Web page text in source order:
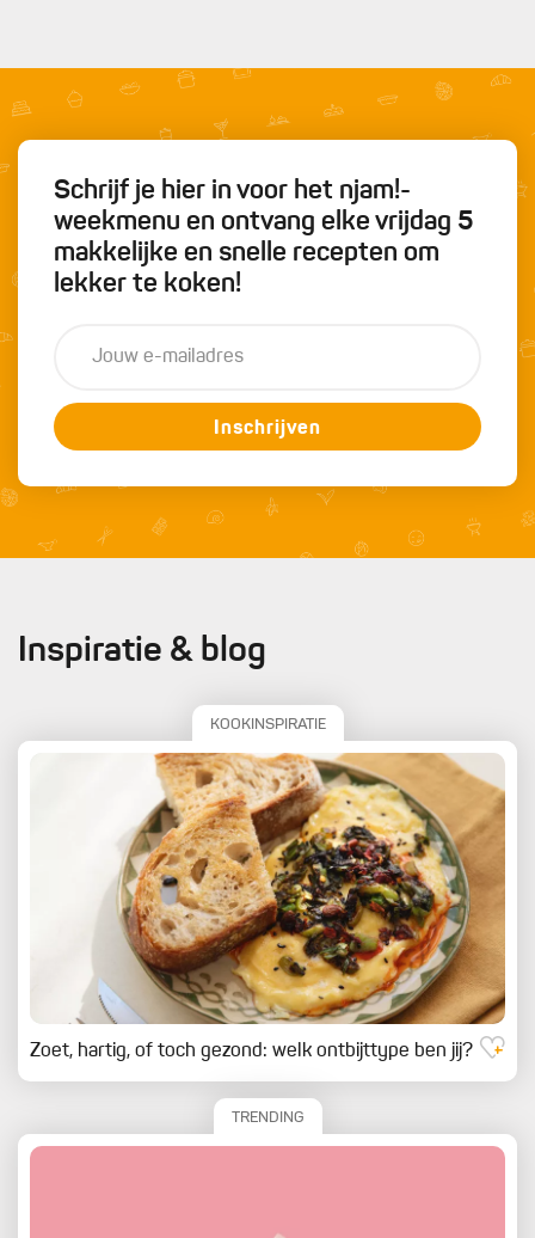
Schrijf je hier in voor het njam!-
weekmenu en ontvang elke vrijdag 5
makkelijke en snelle recepten om
lekker te koken!
Inschrijven
Inspiratie & blog
KOOKINSPIRATIE
Zoet, hartig, of toch gezond: welk ontbijttype ben jij?
TRENDING